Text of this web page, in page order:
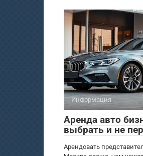
Информация
Аренда авто
выбрать и не
Арендовать